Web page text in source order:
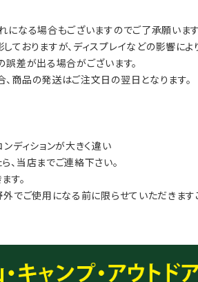
なる場合もございますのでご了承願います
おりますが、ディスプレイなどの影響に
差が出る場合がございます。
商品の発送はご注文日の翌日となります。
ディションが大きく違い
当店までご連絡下さい。
す。
でご使用になる前に限らせていただきます